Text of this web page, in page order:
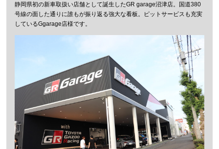
静岡県初の新車取扱い店舗として誕生したGR garage沼津店。国道380
号線の面した通りに誰もが振り返る強大な看板。ピットサービスも充実
しているGgarage店様です。